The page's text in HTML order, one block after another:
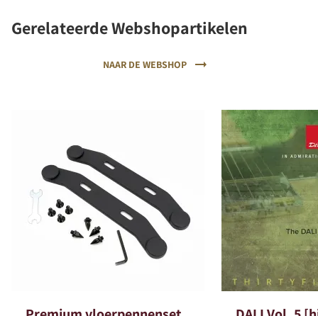
Gerelateerde Webshopartikelen
NAAR DE WEBSHOP